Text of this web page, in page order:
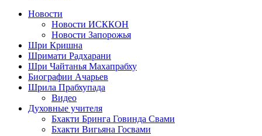
Новости
Новости ИСККОН
Новости Запорожья
Шри Кришна
Шримати Радхарани
Шри Чайтанья Махапрабху
Биографии Ачарьев
Шрила Прабхупада
Видео
Духовные учителя
Бхакти Бринга Говинда Свами
Бхакти Вигьяна Госвами